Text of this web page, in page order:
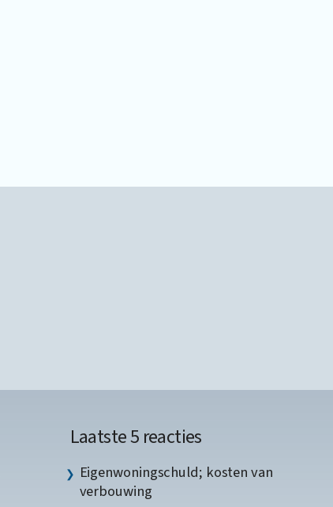
Laatste 5 reacties
Eigenwoningschuld; kosten van
verbouwing